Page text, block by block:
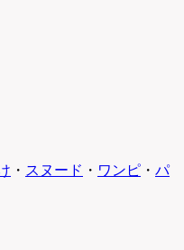
・ スヌード ・ ワンピ ・ パ